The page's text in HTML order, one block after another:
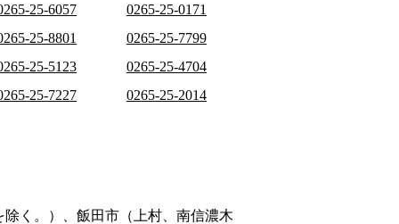
25-6057
0265-25-0171
25-8801
0265-25-7799
25-5123
0265-25-4704
25-7227 0265-25-2014
く。）、飯田市（上村、南信濃木